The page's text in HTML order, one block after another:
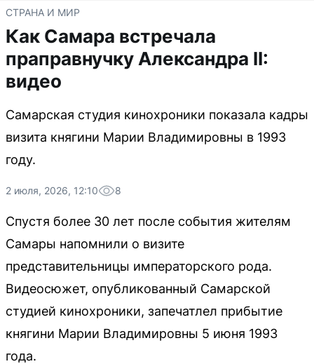
СТРАНА И МИР
Как Самара встречала
праправнучку Александра II:
видео
Самарская студия кинохроники показала кадры
визита княгини Марии Владимировны в 1993
году.
2 июля, 2026, 12:10 8
Спустя более 30 лет после события жителям
Самары напомнили о визите
представительницы императорского рода.
Видеосюжет, опубликованный Самарской
студией кинохроники, запечатлел прибытие
княгини Марии Владимировны 5 июня 1993
года.